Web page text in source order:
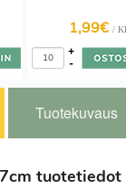
1,99€ /
-
+
Tuotekuvaus
tuotetiedot